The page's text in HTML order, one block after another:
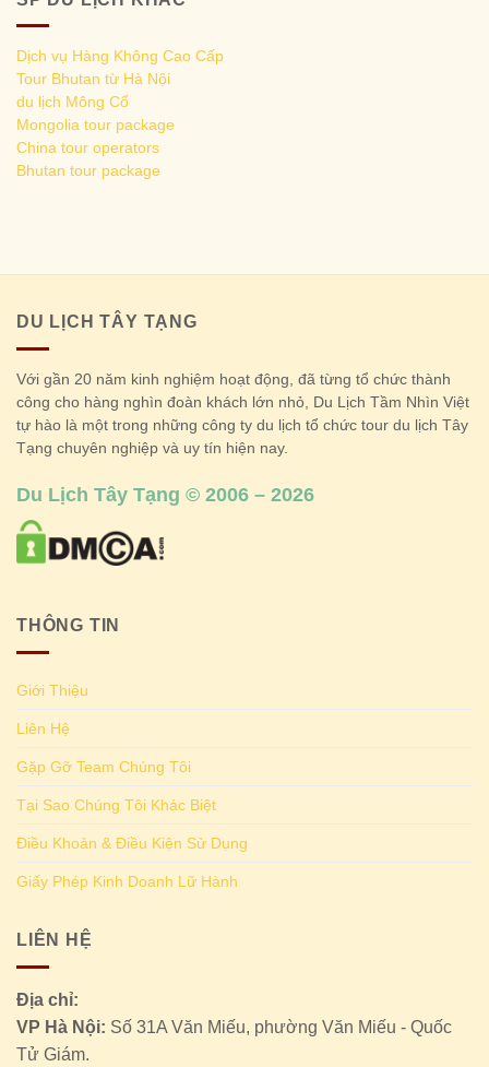
Dịch vụ Hàng Không Cao Cấp
Tour Bhutan từ Hà Nội
du lịch Mông Cổ
Mongolia tour package
China tour operators
Bhutan tour package
DU LỊCH TÂY TẠNG
Với gần 20 năm kinh nghiệm hoạt động, đã từng tổ chức thành
công cho hàng nghìn đoàn khách lớn nhỏ, Du Lịch Tầm Nhìn Việt
tự hào là một trong những công ty du lịch tổ chức tour du lịch Tây
Tạng chuyên nghiệp và uy tín hiện nay.
Du Lịch Tây Tạng © 2006 – 2026
THÔNG TIN
Giới Thiệu
Liên Hệ
Gặp Gỡ Team Chúng Tôi
Tại Sao Chúng Tôi Khác Biệt
Điều Khoản & Điều Kiện Sử Dụng
Giấy Phép Kinh Doanh Lữ Hành
LIÊN HỆ
Địa chỉ:
VP Hà Nội: Số 31A Văn Miếu, phường Văn Miếu - Quốc
Tử Giám.